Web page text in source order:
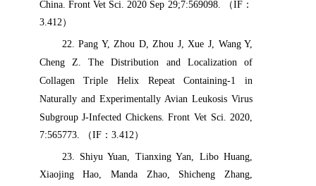
China. Front Vet Sci. 2020 Sep 29;7:569098.
（IF ：
3.412）
22. Pang Y, Zhou D, Zhou J, Xue J, Wang Y,
Cheng Z.The Distribution and Localization of
Collagen Triple Helix Repeat Containing-1 in
Naturally and Experimentally Avian Leukosis Virus
Subgroup J-Infected Chickens. Front Vet Sci. 2020,
7:565773.
（IF： 3.412）
23. Shiyu Yuan, Tianxing Yan, Libo Huang,
Xiaojing Hao, Manda Zhao, Shicheng Zhang,